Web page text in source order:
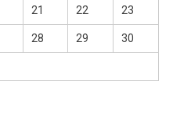
21 22 23
28 29 30